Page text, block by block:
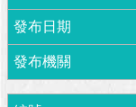
北
旅
遊
網